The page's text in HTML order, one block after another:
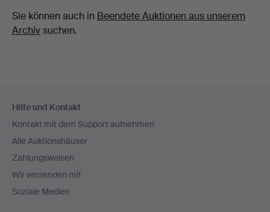
Sie können auch in Beendete Auktionen aus unserem
Archivsuchen.
Navigation
Hilfe und Kontakt
Kontakt mit dem Support aufnehmen
Alle Auktionshäuser
Zahlungsweisen
Wir versenden mit
Soziale Medien